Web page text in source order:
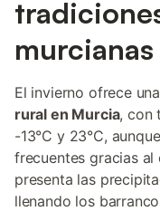
murcianas
El invierno ofrece
rural en Murcia, con
-13°C y 23°C,
frecuentes gracias al
presenta las
llenando los